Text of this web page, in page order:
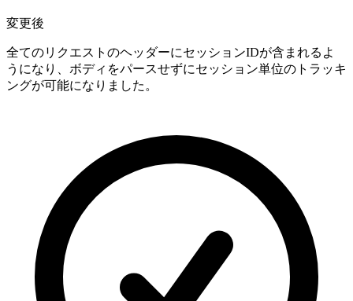
変更後
全てのリクエストのヘッダーにセッションIDが含まれるよ
うになり、ボディをパースせずにセッション単位のトラッキ
ングが可能になりました。